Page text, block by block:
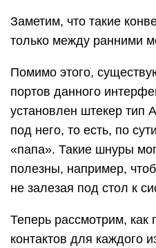
Заметим, что такие
только между ранними
Помимо этого,
портов данного
установлен штекер тип
под него, то есть, по
«папа». Такие шнуры
полезны, например,
не залезая под стол к
Теперь рассмотрим, как
контактов для каждого